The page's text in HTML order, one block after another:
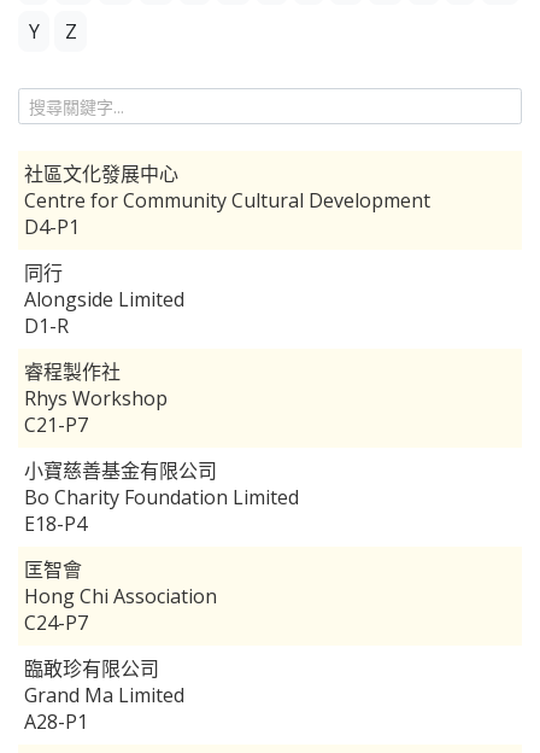
Y
Z
社區文化發展中心
Centre for Community Cultural Development
D4-P1
同行
Alongside Limited
D1-R
睿程製作社
Rhys Workshop
C21-P7
小寶慈善基金有限公司
Bo Charity Foundation Limited
E18-P4
匡智會
Hong Chi Association
C24-P7
臨敢珍有限公司
Grand Ma Limited
A28-P1